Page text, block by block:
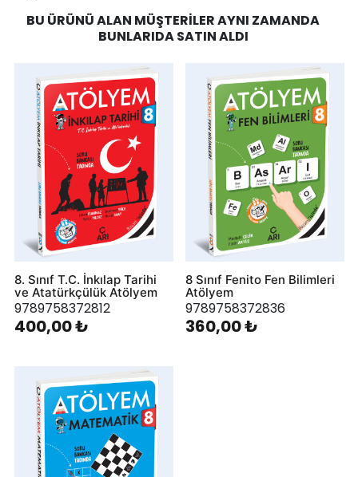
BU ÜRÜNÜ ALAN MÜŞTERILER AYNI ZAMANDA
BUNLARIDA SATIN ALDI
8. Sınıf T.C. İnkılap Tarihi
ve Atatürkçülük Atölyem
9789758372812
400,00 ₺
8 Sınıf Fenito Fen Bilimleri
Atölyem
9789758372836
360,00 ₺